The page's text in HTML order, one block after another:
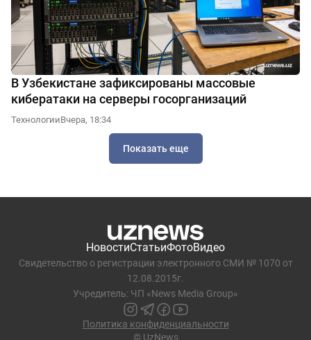
В Узбекистане зафиксированы массовые
кибератаки на серверы госорганизаций
ТехнологииВчера, 18:34
Показать еще
НовостиСтатьиФотоВидео
Свидетельство о регистрации электронного СМИ № 1070 от
12.08.2015г.
Учредитель: ЧП «News Media Group»
Политика конфиденциальности
© UzNews